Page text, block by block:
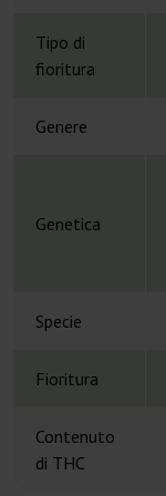
Tipo di
fioritura
Genere
Genetica
Specie
Fioritura
Contenuto
di THC